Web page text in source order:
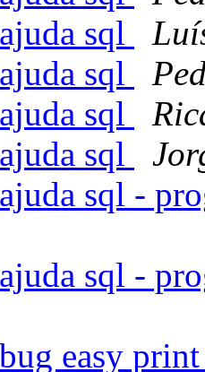
sql
sql
sql
sql
sql -
sql -
easy